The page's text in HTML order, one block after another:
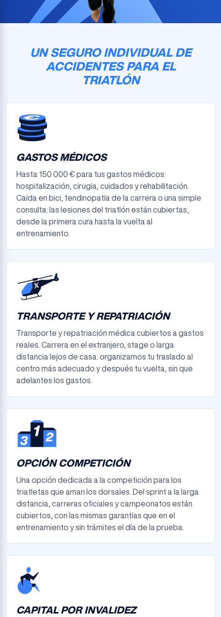
UN SEGURO INDIVIDUAL DE
ACCIDENTES PARA EL
TRIATLÓN
GASTOS MÉDICOS
Hasta 150 000 € para tus gastos médicos:
hospitalización, cirugía, cuidados y rehabilitación.
Caída en bici, tendinopatía de la carrera o una simple
consulta: las lesiones del triatlón están cubiertas,
desde la primera cura hasta la vuelta al
entrenamiento.
TRANSPORTE Y REPATRIACIÓN
Transporte y repatriación médica cubiertos a gastos
reales. Carrera en el extranjero, stage o larga
distancia lejos de casa: organizamos tu traslado al
centro más adecuado y después tu vuelta, sin que
adelantes los gastos.
OPCIÓN COMPETICIÓN
Una opción dedicada a la competición para los
triatletas que aman los dorsales. Del sprint a la larga
distancia, carreras oficiales y campeonatos están
cubiertos, con las mismas garantías que en el
entrenamiento y sin trámites el día de la prueba.
CAPITAL POR INVALIDEZ